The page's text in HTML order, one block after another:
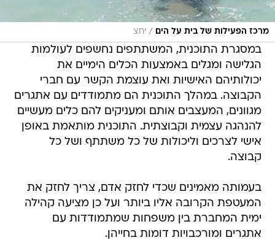
מרכז הפעילות של בית על הים / יחצ
במסגרת התוכנית, המשתתפים נחשפים לעולמות
הגלישה ומגלים באמצעות הכלים הימיים את
יכולותיהם האישיות ואת עוצמת הקשר עם חברי
הקבוצה. במהלך התוכנית הם מתמודדים עם אתגרים
מגוונים, המעצבים אותם ומעניקים להם כלים מעשיים
להנהגה עצמית וקבוצתית. התוכנית מותאמת באופן
אישי לצרכים וליכולות של כל משתתף ושל כל
קבוצה.
בעמותה מאמינים שכדי לחזק אדם, צריך לחזק את
המעטפת הקרובה אליו ביותר ועל כן מציעה קהילה
ימית המחברת בין משפחות שמתמודדות עם
אתגרים ומורכבויות דומות בחייהן.